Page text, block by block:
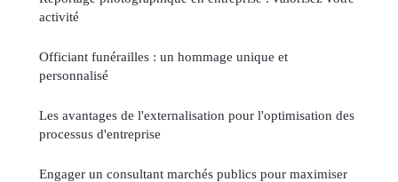
activité
Officiant funérailles : un hommage unique et
personnalisé
Les avantages de l'externalisation pour l'optimisation des
processus d'entreprise
Engager un consultant marchés publics pour maximiser